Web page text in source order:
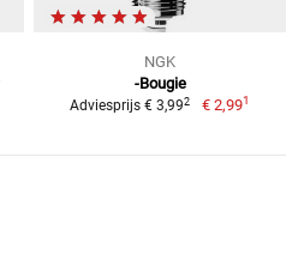
NGK
-Bougie
Adviesprijs € 3,992 € 2,991